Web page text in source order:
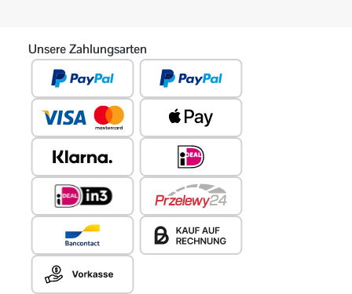
Unsere Zahlungsarten